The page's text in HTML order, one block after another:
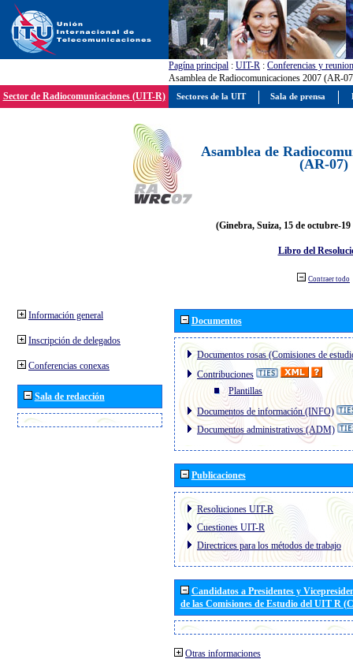
Pagína principal : UIT-R : Conferencias y
Asamblea de Radiocomunicaciones 2007 (AR-
Sector de Radiocomunicaciones (UIT-R)
Asamblea de
(AR-07)
(Ginebra, Suiza, 15 de octubre-19
Libro del
Contraer todo
Información general
Inscripción de delegados
Conferencias conexas
Sala de redacción
Documentos
Documentos rosas (Comisiones de
Contribuciones
Plantillas
Documentos de información (INFO)
Documentos administrativos (ADM)
Publicaciones
Resoluciones UIT-R
Cuestiones UIT-R
Directrices para los métodos de trabajo
Candidatos a Presidentes y
de las Comisiones de Estudio del UIT R
Otras informaciones
Sectores de la UIT Sala de prensa